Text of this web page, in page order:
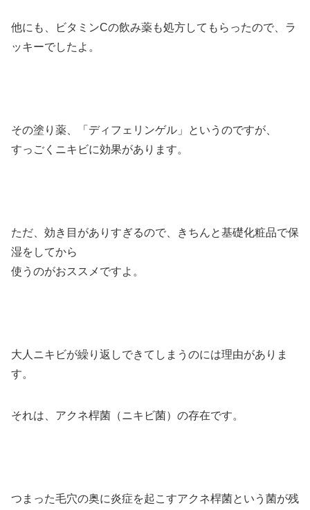
他にも、ビタミンCの飲み薬も処方してもらったので、ラ
ッキーでしたよ。
その塗り薬、「ディフェリンゲル」というのですが、
すっごくニキビに効果があります。
ただ、効き目がありすぎるので、きちんと基礎化粧品で保
湿をしてから
使うのがおススメですよ。
大人ニキビが繰り返しできてしまうのには理由がありま
す。
それは、アクネ桿菌（ニキビ菌）の存在です。
つまった毛穴の奥に炎症を起こすアクネ桿菌という菌が残